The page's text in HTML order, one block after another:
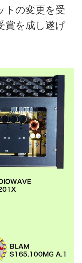
トの変更を受
賞を成し遂げ